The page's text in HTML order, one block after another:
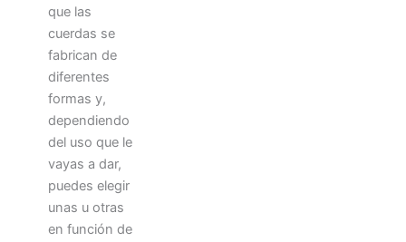
que las
cuerdas se
fabrican de
diferentes
formas y,
dependiendo
del uso que le
vayas a dar,
puedes elegir
unas u otras
en función de